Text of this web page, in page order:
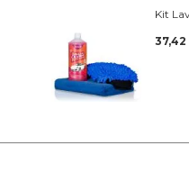
Kit